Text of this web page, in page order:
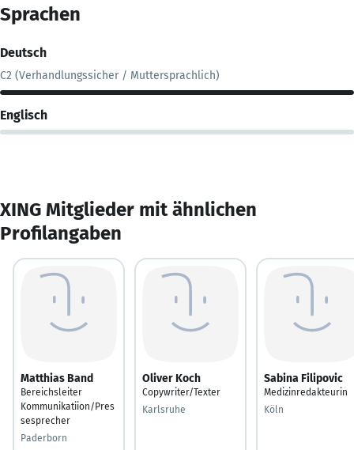
Sprachen
Deutsch
C2 (Verhandlungssicher / Muttersprachlich)
Englisch
XING Mitglieder mit ähnlichen
Profilangaben
Matthias Band
Bereichsleiter
Kommunikatiion/Pres
sesprecher
Paderborn
Oliver Koch
Copywriter/Texter
Karlsruhe
Sabina Filipovic
Medizinredakteurin
Köln